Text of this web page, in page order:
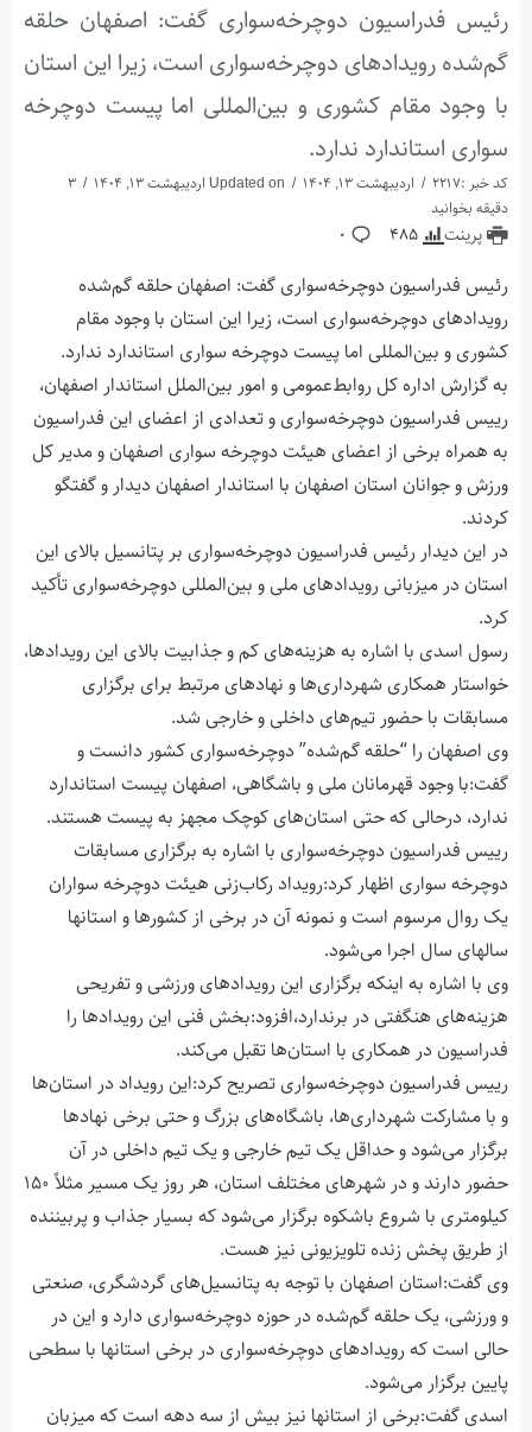
رئیس فدراسیون دوچرخه‌سواری گفت: اصفهان حلقه
گم‌شده رویدادهای دوچرخه‌سواری است، زیرا این استان
با وجود مقام کشوری و بین‌المللی اما پیست دوچرخه
سواری استاندارد ندارد.
کد خبر :2217 اردیبهشت 13, 1404
3
دقیقه بخوانید
پرینت 485
0
رئیس فدراسیون دوچرخه‌سواری گفت: اصفهان حلقه گم‌شده
رویدادهای دوچرخه‌سواری است، زیرا این استان با وجود مقام
کشوری و بین‌المللی اما پیست دوچرخه سواری استاندارد ندارد.
به گزارش اداره کل روابط‌عمومی و امور بین‌الملل استاندار اصفهان،
رییس فدراسیون دوچرخه‌سواری و تعدادی از اعضای این فدراسیون
به همراه برخی از اعضای هیئت دوچرخه سواری اصفهان و مدیر کل
ورزش و جوانان استان اصفهان با استاندار اصفهان دیدار و گفتگو
کردند.
در این دیدار رئیس فدراسیون دوچرخه‌سواری بر پتانسیل بالای این
استان در میزبانی رویدادهای ملی و بین‌المللی دوچرخه‌سواری تأکید
کرد.
رسول اسدی با اشاره به هزینه‌های کم و جذابیت بالای این رویدادها،
خواستار همکاری شهرداری‌ها و نهادهای مرتبط برای برگزاری
مسابقات با حضور تیم‌های داخلی و خارجی شد.
وی اصفهان را “حلقه گم‌شده” دوچرخه‌سواری کشور دانست و
گفت:با وجود قهرمانان ملی و باشگاهی، اصفهان پیست استاندارد
ندارد، درحالی که حتی استان‌های کوچک مجهز به پیست هستند.
رییس فدراسیون دوچرخه‌سواری با اشاره به برگزاری مسابقات
دوچرخه سواری اظهار کرد:رویداد رکاب‌زنی هیئت دوچرخه سواران
یک روال مرسوم است و نمونه آن در برخی از کشورها و استانها
سالهای سال اجرا می‌شود.
وی با اشاره به اینکه برگزاری این رویدادهای ورزشی و تفریحی
هزینه‌های هنگفتی در برندارد،افزود:بخش فنی این رویدادها را
فدراسیون در همکاری با استان‌ها‌ تقبل می‌کند.
رییس فدراسیون دوچرخه‌سواری تصریح کرد:این رویداد در استان‌ها
و با مشارکت شهرداری‌ها، باشگاه‌های بزرگ و حتی برخی نهادها
برگزار می‌شود و حداقل یک تیم خارجی و یک تیم داخلی در آن
حضور دارند و در شهرهای مختلف استان، هر روز یک مسیر مثلاً ۱۵۰
کیلومتری با شروع باشکوه برگزار می‌شود که بسیار جذاب و پربیننده
از طریق پخش زنده تلویزیونی نیز هست.
وی گفت:استان اصفهان با توجه به پتانسیل‌های گردشگری، صنعتی
و ورزشی، یک حلقه گم‌شده در حوزه دوچرخه‌سواری دارد و این در
حالی است که رویدادهای دوچرخه‌سواری در برخی استانها با سطحی
پایین برگزار می‌شود.
اسدی گفت:برخی از استانها نیز بیش از سه دهه است که میزبان